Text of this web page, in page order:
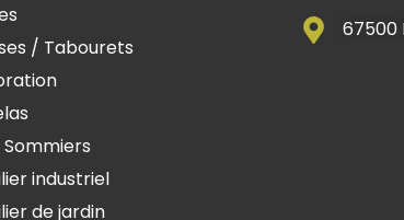
/ Tabourets
Sommiers
industriel
de jardin
67500